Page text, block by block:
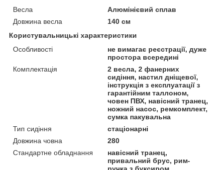
Весла
Алюмінієвий сплав
Довжина весла
140 см
Користувальницькі характеристики
Особливості
не вимагає реєстрації, дуже
простора всередині
Комплектація
2 весла, 2 фанерних
сидіння, настил дніщевої,
інструкція з експлуатації з
гарантійним таллоном,
човен ПВХ, навісний транец,
ножний насос, ремкомплект,
сумка пакувальна
Тип сидіння
стаціонарні
Довжина човна
280
Стандартне обладнання
навісний транец,
привальний брус, рим-
ручка з буксиром